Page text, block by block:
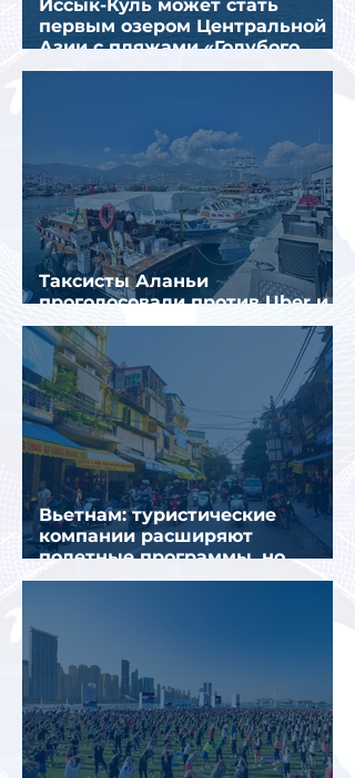
Иссык-Куль может стать
первым озером Центральной
Азии с пляжами «Голубого
флага»
Таксисты Аланьи
проголосовали против Uber и
Yandex Go
Вьетнам: туристические
компании расширяют
полетные программы, но
избегают прежних ошибок